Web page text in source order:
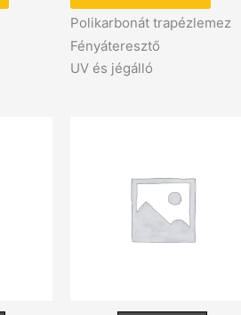
Polikarbonát trapézlemez
Fényáteresztő
UV és jégálló